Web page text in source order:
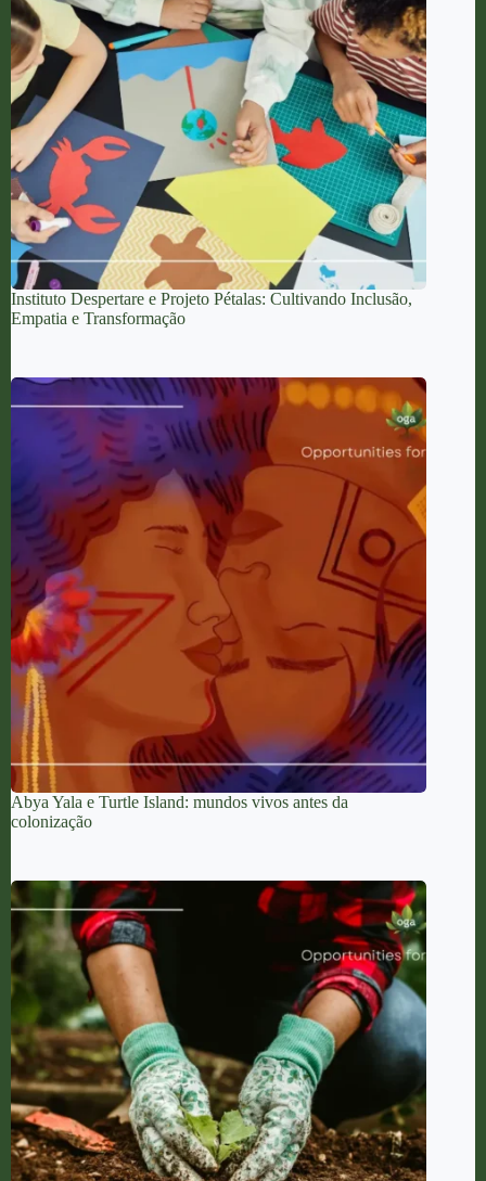
Instituto Despertare e Projeto Pétalas: Cultivando Inclusão,
Empatia e Transformação
Abya Yala e Turtle Island: mundos vivos antes da
colonização